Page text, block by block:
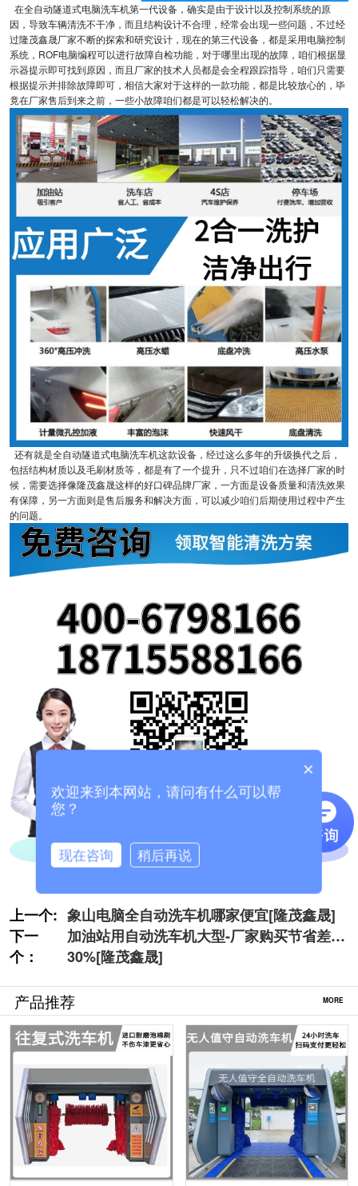
在全自动隧道式电脑洗车机第一代设备，确实是由于设计以及控制系统的原
因，导致车辆清洗不干净，而且结构设计不合理，经常会出现一些问题，不过经
过隆茂鑫晟厂家不断的探索和研究设计，现在的第三代设备，都是采用电脑控制
系统，ROF电脑编程可以进行故障自检功能，对于哪里出现的故障，咱们根据显
示器提示即可找到原因，而且厂家的技术人员都是会全程跟踪指导，咱们只需要
根据提示并排除故障即可，相信大家对于这样的一款功能，都是比较放心的，毕
竟在厂家售后到来之前，一些小故障咱们都是可以轻松解决的。
还有就是全自动隧道式电脑洗车机这款设备，经过这么多年的升级换代之后，
包括结构材质以及毛刷材质等，都是有了一个提升，只不过咱们在选择厂家的时
候，需要选择像隆茂鑫晟这样的好口碑品牌厂家，一方面是设备质量和清洗效果
有保障，另一方面则是售后服务和解决方面，可以减少咱们后期使用过程中产生
的问题。
上一个: 象山电脑全自动洗车机哪家便宜[隆茂鑫晟]
下一
个：
加油站用自动洗车机大型-厂家购买节省差价
30%[隆茂鑫晟]
产品推荐 MORE
×
欢迎来到本网站，请问有什么可以帮
您？
现在咨询 稍后再说